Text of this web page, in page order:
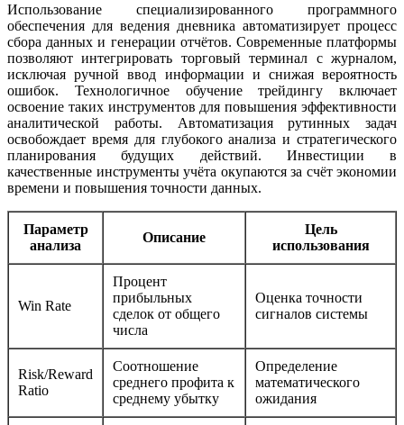
Использование специализированного программного
обеспечения для ведения дневника автоматизирует процесс
сбора данных и генерации отчётов. Современные платформы
позволяют интегрировать торговый терминал с журналом,
исключая ручной ввод информации и снижая вероятность
ошибок. Технологичное обучение трейдингу включает
освоение таких инструментов для повышения эффективности
аналитической работы. Автоматизация рутинных задач
освобождает время для глубокого анализа и стратегического
планирования будущих действий. Инвестиции в
качественные инструменты учёта окупаются за счёт экономии
времени и повышения точности данных.
Параметр
анализа
Описание
Цель
использования
Win Rate
Процент
прибыльных
сделок от общего
числа
Оценка точности
сигналов системы
Risk/Reward
Ratio
Соотношение
среднего профита к
среднему убытку
Определение
математического
ожидания